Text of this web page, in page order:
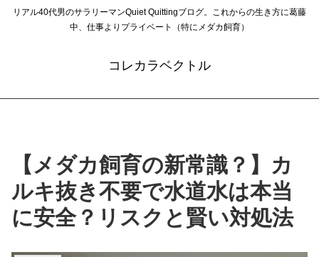
リアル40代男のサラリーマンQuiet Quittingブログ。これからの生き方に葛藤
中、仕事よりプライベート（特にメダカ飼育）
コレカラベクトル
【メダカ飼育の新常識？】カ
ルキ抜き不要で水道水は本当
に安全？リスクと賢い対処法